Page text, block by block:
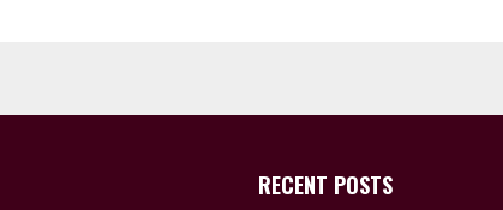
RECENT POSTS